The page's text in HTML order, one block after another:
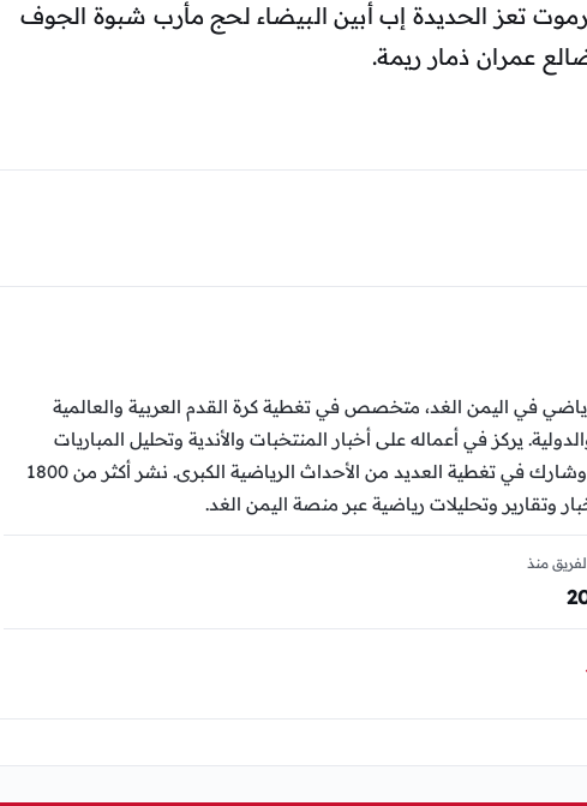
تعز الحديدة إب أبين البيضاء لحج مأرب شبوة الجوف
عمران ذمار ريمة.
في اليمن الغد، متخصص في تغطية كرة القدم العربية والعالمية
يركز في أعماله على أخبار المنتخبات والأندية وتحليل المباريات
والتقارير الرياضية، وشارك في تغطية العديد من الأحداث الرياضية الكبرى. نشر أكثر من 1800
وتقارير وتحليلات رياضية عبر منصة اليمن الغد.
منذ